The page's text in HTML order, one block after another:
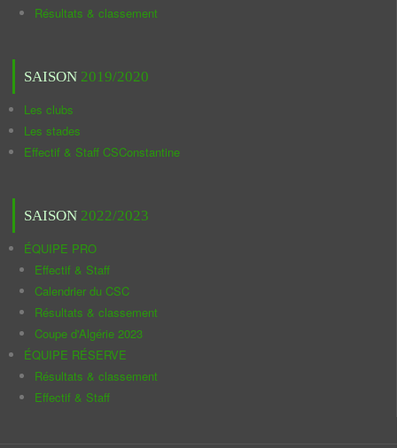
Résultats & classement
SAISON 2019/2020
Les clubs
Les stades
Effectif & Staff CSConstantine
SAISON 2022/2023
ÉQUIPE PRO
Effectif & Staff
Calendrier du CSC
Résultats & classement
Coupe d'Algérie 2023
ÉQUIPE RÉSERVE
Résultats & classement
Effectif & Staff